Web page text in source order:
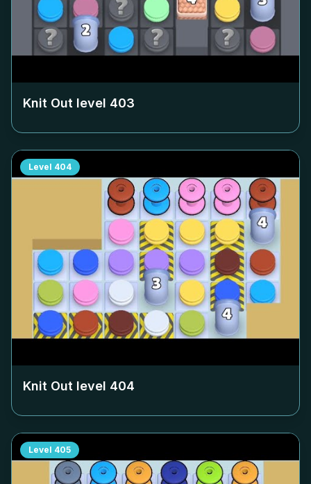
Knit Out level 403
Level 404
Knit Out level 404
Level 405